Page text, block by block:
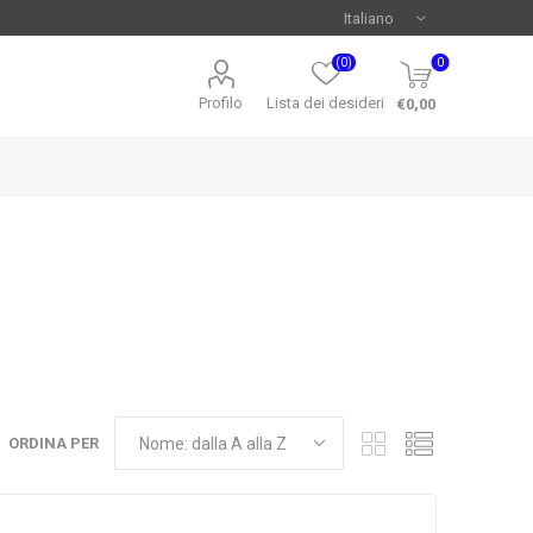
Profilo Lista dei desideri
(0) 0
€0,00
ORDINA PER